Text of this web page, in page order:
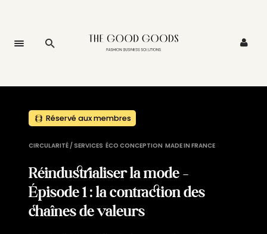
Réservé aux membres
CIRCULARITÉ / SERVICES ÉCO CONCEPTION MADE IN FRANCE
Réindustrialiser la mode –
Épisode 1 : la contraction des
chaînes de valeurs